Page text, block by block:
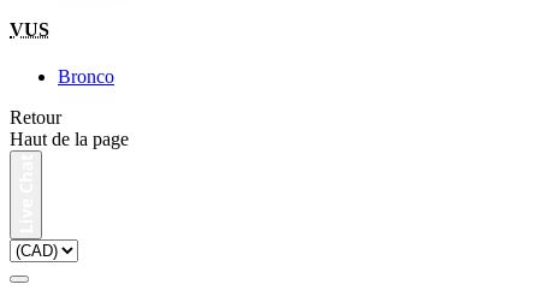
VUS
Bronco
Retour
Haut de la page